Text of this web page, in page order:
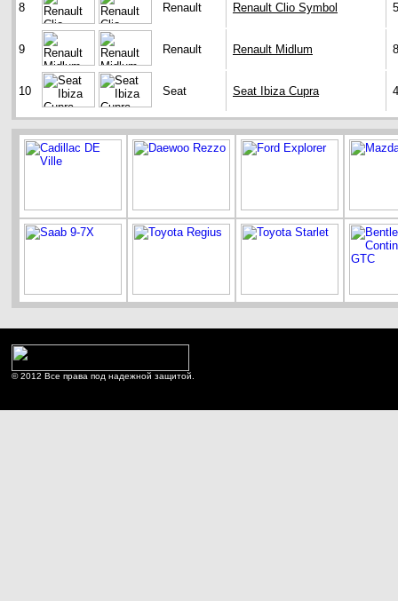
8 Renault Renault Clio Symbol
9 Renault Renault Midlum
10 Seat Seat Ibiza Cupra
© 2012 Все права под надежной защитой.